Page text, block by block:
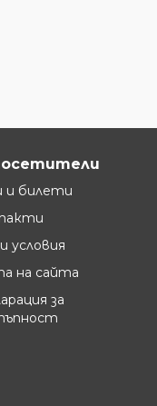
и билети
условия
на сайта
за